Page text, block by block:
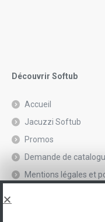
Découvrir Softub
Accueil
Jacuzzi Softub
Promos
Demande de
Mentions légales et